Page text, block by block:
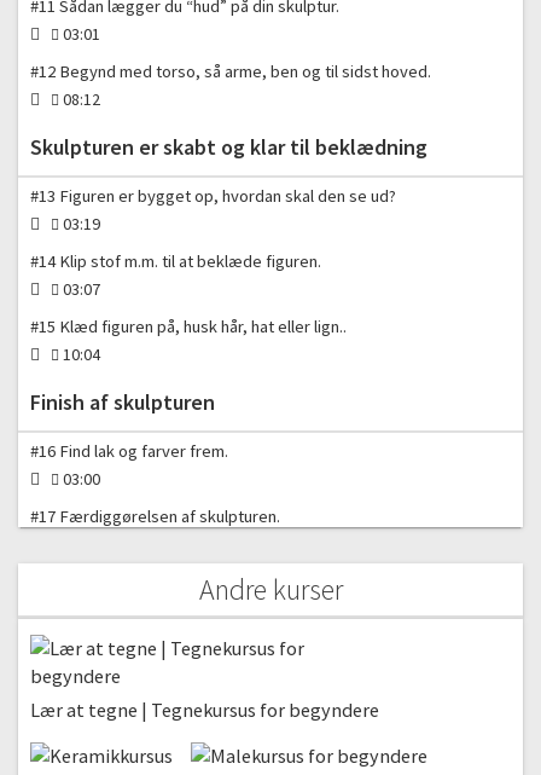
#11 Sådan lægger du “hud” på din skulptur.
03:01
#12 Begynd med torso, så arme, ben og til sidst hoved.
08:12
Skulpturen er skabt og klar til beklædning
#13 Figuren er bygget op, hvordan skal den se ud?
03:19
#14 Klip stof m.m. til at beklæde figuren.
03:07
#15 Klæd figuren på, husk hår, hat eller lign..
10:04
Finish af skulpturen
#16 Find lak og farver frem.
03:00
#17 Færdiggørelsen af skulpturen.
Artstone, tips og ide`er
#18 Tips og ide`er til videre arbejde.
06:52
#19 Tips og ide`er med Artstone og lim.
Andre kurser
Lær at tegne | Tegnekursus for begyndere